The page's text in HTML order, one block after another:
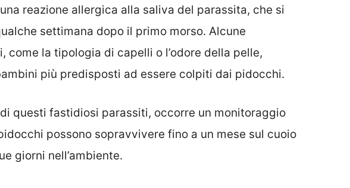
reazione allergica alla saliva del parassita, che si
settimana dopo il primo morso. Alcune
la tipologia di capelli o l’odore della pelle,
più predisposti ad essere colpiti dai pidocchi.
questi fastidiosi parassiti, occorre un monitoraggio
possono sopravvivere fino a un mese sul cuoio
giorni nell’ambiente.